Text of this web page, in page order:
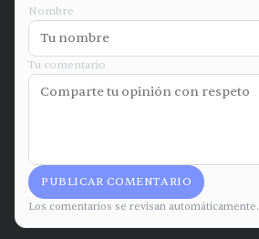
Nombre
Tu comentario
PUBLICAR COMENTARIO
Los comentarios se revisan automáticamente.